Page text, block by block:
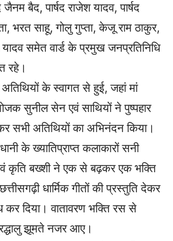
बैद, पार्षद राजेश यादव, पार्षद
भरत साहू, गोलु गुप्ता, केजू राम ठाकुर,
यादव समेत वार्ड के प्रमुख जनप्रतिनिधि
रहे।
के स्वागत से हुई, जहां मां
सुनील सेन एवं साथियों ने पुष्पहार
सभी अतिथियों का अभिनंदन किया।
के ख्यातिप्राप्त कलाकारों सनी
कृति बख्शी ने एक से बढ़कर एक भक्ति
धार्मिक गीतों की प्रस्तुति देकर
कर दिया। वातावरण भक्ति रस से
झूमते नजर आए।